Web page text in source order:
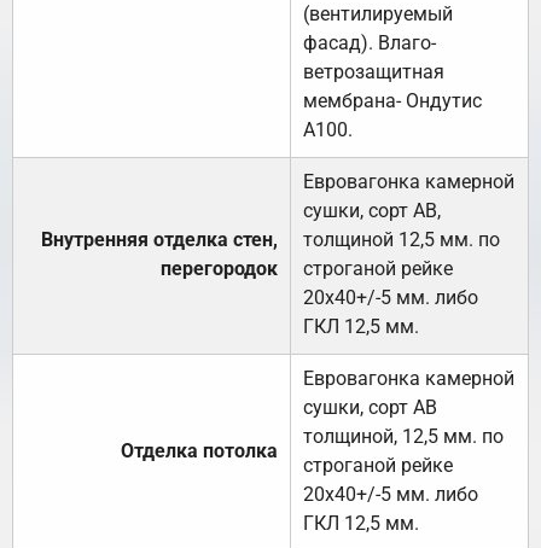
(вентилируемый
фасад). Влаго-
ветрозащитная
мембрана- Ондутис
А100.
Внутренняя отделка стен,
перегородок
Евровагонка камерной
сушки, сорт АВ,
толщиной 12,5 мм. по
строганой рейке
20х40+/-5 мм. либо
ГКЛ 12,5 мм.
Отделка потолка
Евровагонка камерной
сушки, сорт АВ
толщиной, 12,5 мм. по
строганой рейке
20х40+/-5 мм. либо
ГКЛ 12,5 мм.